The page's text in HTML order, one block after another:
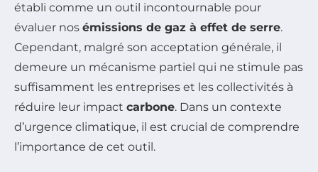
établi comme un outil incontournable pour
évaluer nos émissions de gaz à effet de serre.
Cependant, malgré son acceptation générale, il
demeure un mécanisme partiel qui ne stimule pas
suffisamment les entreprises et les collectivités à
réduire leur impact carbone. Dans un contexte
d’urgence climatique, il est crucial de comprendre
l’importance de cet outil.